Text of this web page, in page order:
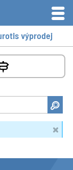
výprodej